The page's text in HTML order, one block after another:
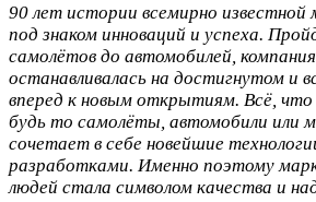
90 лет истории всемирно известной
под знаком инноваций и успеха.
самолётов до автомобилей,
останавливалась на достигнутом и
вперед к новым открытиям. Всё, что
будь то самолёты, автомобили или
сочетает в себе новейшие
разработками. Именно поэтому
людей стала символом качества и